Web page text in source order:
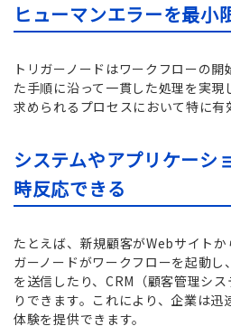
ヒューマンエラーを最小
トリガーノードはワークフローの
た手順に沿って一貫した処理を実
求められるプロセスにおいて特に有
システムやアプリケーシ
時反応できる
たとえば、新規顧客がWebサイト
ガーノードがワークフローを起動
を送信したり、CRM（顧客管理シ
りできます。これにより、企業は
体験を提供できます。